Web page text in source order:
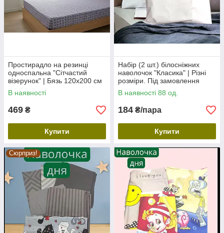
Простирадло на резинці
односпальна "Сітчастий
візерунок" | Бязь 120х200 см
В наявності
469 ₴
Купити
Набір (2 шт.) білосніжних
наволочок "Класика" | Різні
розміри. Під замовлення
В наявності 88 од.
184 ₴/пара
Купити
Сюрприз!